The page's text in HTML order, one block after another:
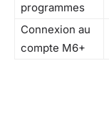
programmes
Connexion au
compte M6+